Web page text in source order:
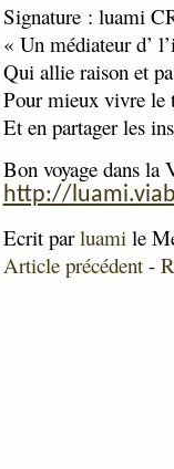
Signature : luami
« Un médiateur d’
Qui allie raison et
Pour mieux vivre le
Et en partager les
Bon voyage dans la
http://
Ecrit parluami le
Article précédent-